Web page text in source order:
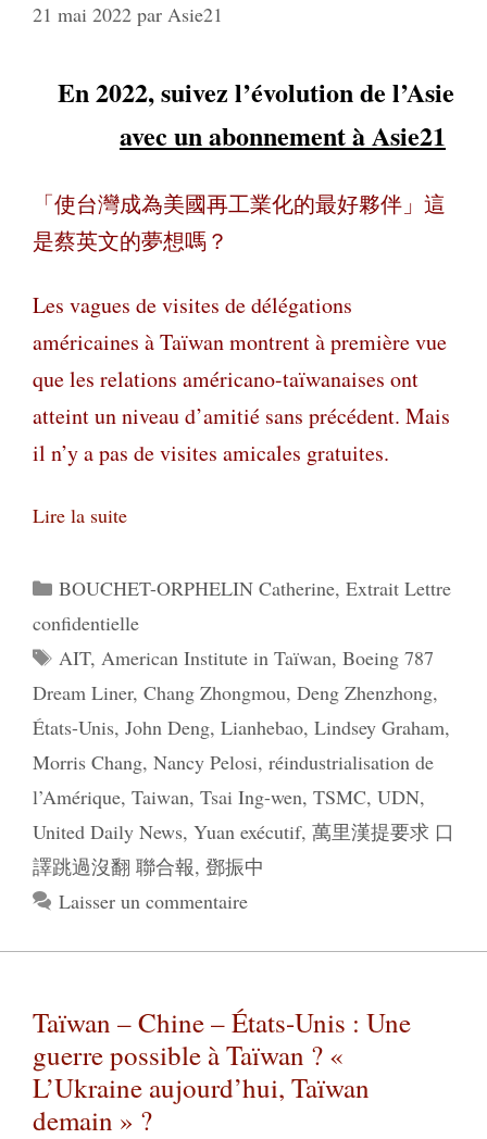
21 mai 2022 par Asie21
En 2022, suivez l’évolution de l’Asie
avec un abonnement à Asie21
「使台灣成為美國再工業化的最好夥伴」這
是蔡英文的夢想嗎？
Les vagues de visites de délégations
américaines à Taïwan montrent à première vue
que les relations américano-taïwanaises ont
atteint un niveau d’amitié sans précédent. Mais
il n’y a pas de visites amicales gratuites.
Lire la suite
Catégories
BOUCHET-ORPHELIN Catherine, Extrait Lettre
confidentielle
Étiquettes
AIT, American Institute in Taïwan, Boeing 787
Dream Liner, Chang Zhongmou, Deng Zhenzhong,
États-Unis, John Deng, Lianhebao, Lindsey Graham,
Morris Chang, Nancy Pelosi, réindustrialisation de
l’Amérique, Taiwan, Tsai Ing-wen, TSMC, UDN,
United Daily News, Yuan exécutif, 萬里漢提要求 口
譯跳過沒翻 聯合報, 鄧振中
Laisser un commentaire
Taïwan – Chine – États-Unis : Une
guerre possible à Taïwan ? «
L’Ukraine aujourd’hui, Taïwan
demain » ?